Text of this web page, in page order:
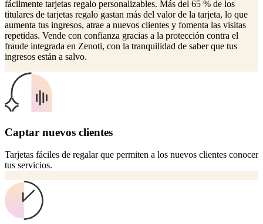
fácilmente tarjetas regalo personalizables. Más del 65 % de los
titulares de tarjetas regalo gastan más del valor de la tarjeta, lo que
aumenta tus ingresos, atrae a nuevos clientes y fomenta las visitas
repetidas. Vende con confianza gracias a la protección contra el
fraude integrada en Zenoti, con la tranquilidad de saber que tus
ingresos están a salvo.
Captar nuevos clientes
Tarjetas fáciles de regalar que permiten a los nuevos clientes conocer
tus servicios.